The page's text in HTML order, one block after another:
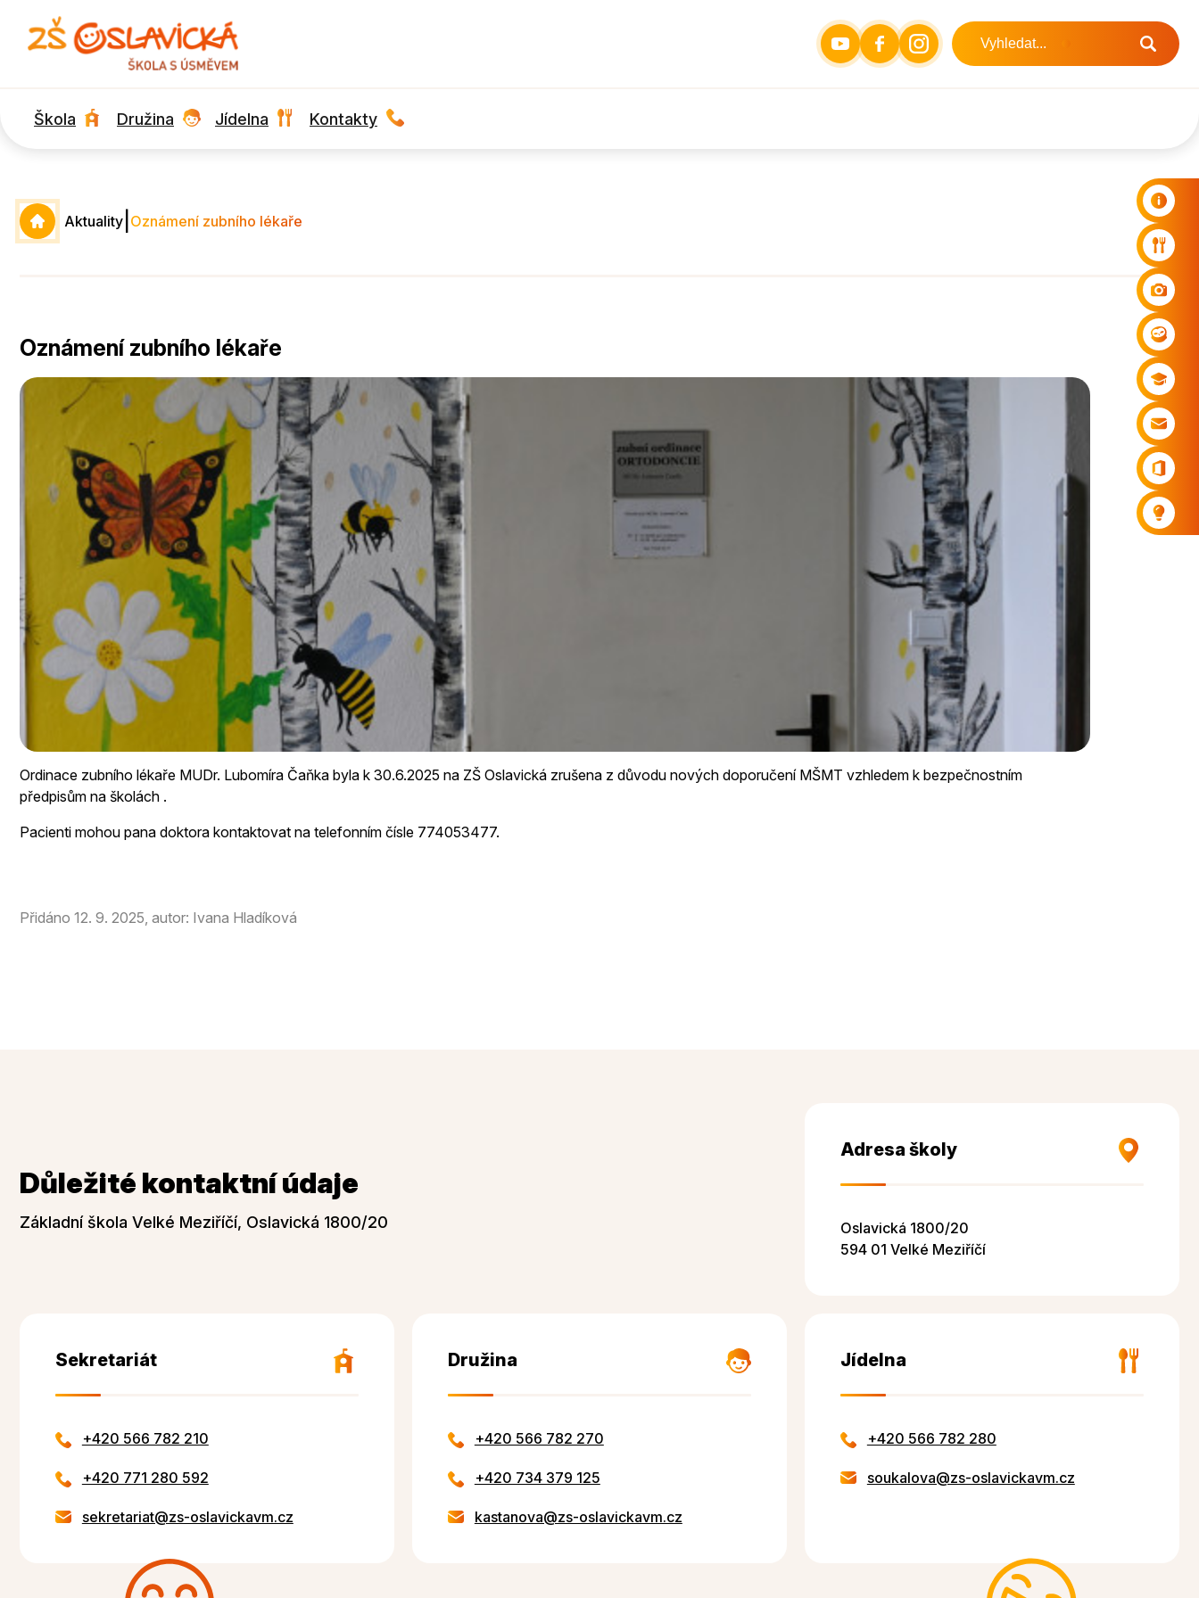
Škola Družina Jídelna Kontakty
Aktuality Oznámení zubního lékaře
Oznámení zubního lékaře
Ordinace zubního lékaře MUDr. Lubomíra Čaňka byla k 30.6.2025 na ZŠ Oslavická zrušena z důvodu nových doporučení MŠMT vzhledem k bezpečnostním
předpisům na školách .
Pacienti mohou pana doktora kontaktovat na telefonním čísle 774053477.
Přidáno 12. 9. 2025, autor: Ivana Hladíková
Důležité kontaktní údaje
Základní škola Velké Meziříčí, Oslavická 1800/20
Adresa školy
Oslavická 1800/20
594 01 Velké Meziříčí
Sekretariát
+420 566 782 210
+420 771 280 592
sekretariat@zs-oslavickavm.cz
Družina
+420 566 782 270
+420 734 379 125
kastanova@zs-oslavickavm.cz
Jídelna
+420 566 782 280
soukalova@zs-oslavickavm.cz